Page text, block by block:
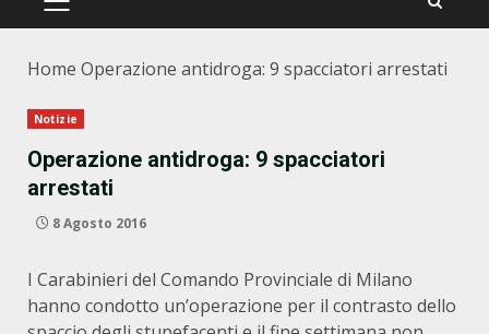
PRIMÄRES
Home Operazione antidroga: 9 spacciatori arrestati
Notizie
Operazione antidroga: 9 spacciatori
arrestati
8 Agosto 2016
I Carabinieri del Comando Provinciale di Milano
hanno condotto un’operazione per il contrasto dello